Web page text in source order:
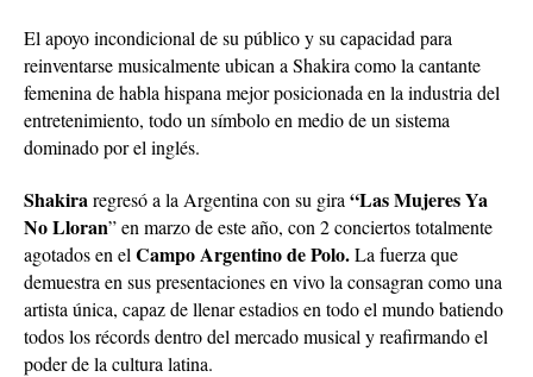
El apoyo incondicional de su público y su capacidad para
reinventarse musicalmente ubican a Shakira como la cantante
femenina de habla hispana mejor posicionada en la industria del
entretenimiento, todo un símbolo en medio de un sistema
dominado por el inglés.
Shakiraregresó a la Argentina con su gira “Las Mujeres Ya
No Lloran” en marzo de este año, con 2 conciertos totalmente
agotados en el Campo Argentino de Polo.La fuerza que
demuestra en sus presentaciones en vivo la consagran como una
artista única, capaz de llenar estadios en todo el mundo batiendo
todos los récords dentro del mercado musical y reafirmando el
poder de la cultura latina.